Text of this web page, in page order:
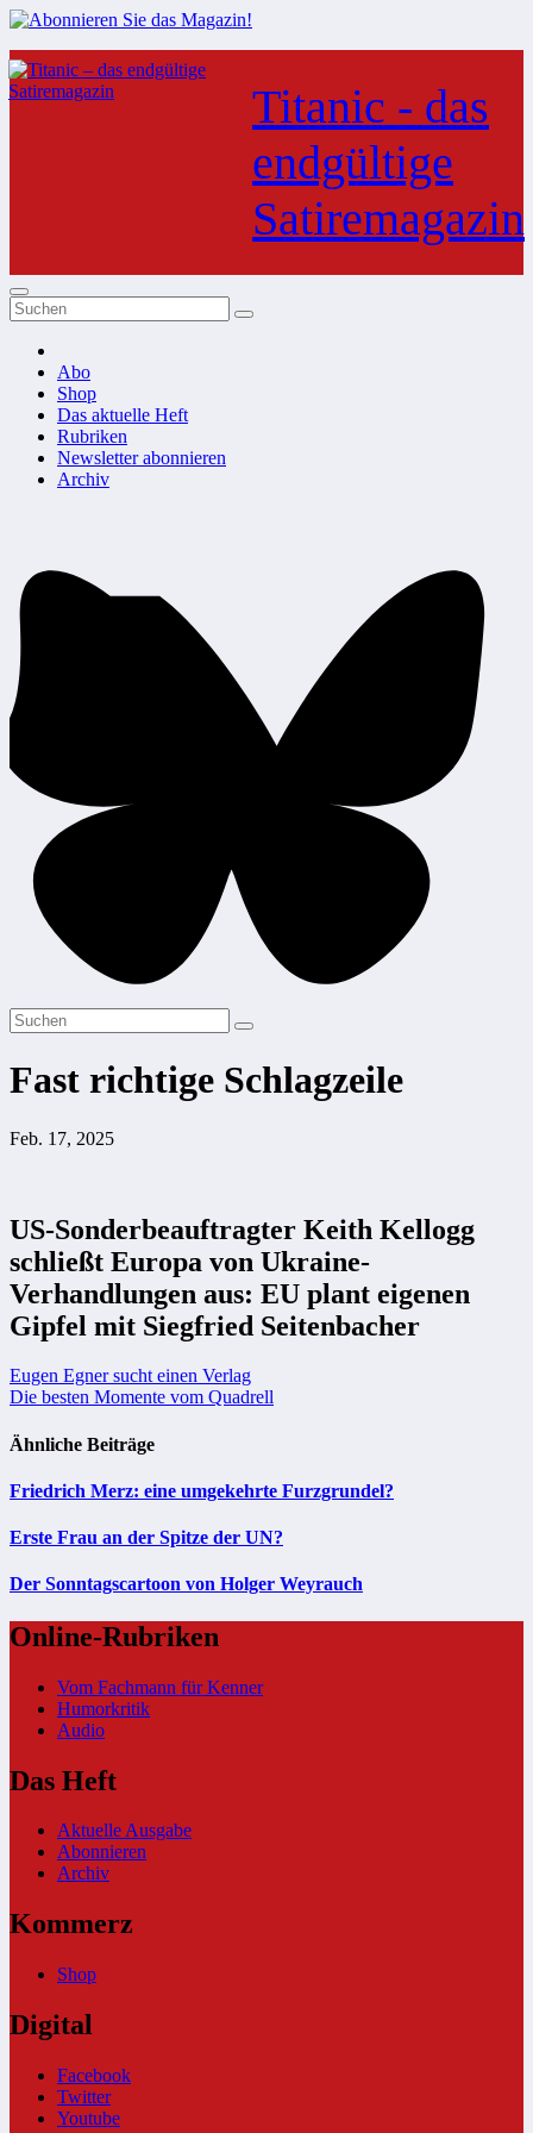
Zum
Inhalt
springen
Titanic - das
endgültige
Satiremagazin
Abo
Shop
Das aktuelle Heft
Rubriken
Newsletter abonnieren
Archiv
Fast richtige Schlagzeile
Feb. 17, 2025
US-Sonderbeauftragter Keith Kellogg
schließt Europa von Ukraine-
Verhandlungen aus: EU plant eigenen
Gipfel mit Siegfried Seitenbacher
Beitragsnavigation
Eugen Egner sucht einen Verlag
Die besten Momente vom Quadrell
Ähnliche Beiträge
Friedrich Merz: eine umgekehrte Furzgrundel?
Erste Frau an der Spitze der UN?
Der Sonntagscartoon von Holger Weyrauch
Online-Rubriken
Vom Fachmann für Kenner
Humorkritik
Audio
Das Heft
Aktuelle Ausgabe
Abonnieren
Archiv
Kommerz
Shop
Digital
Facebook
Twitter
Youtube